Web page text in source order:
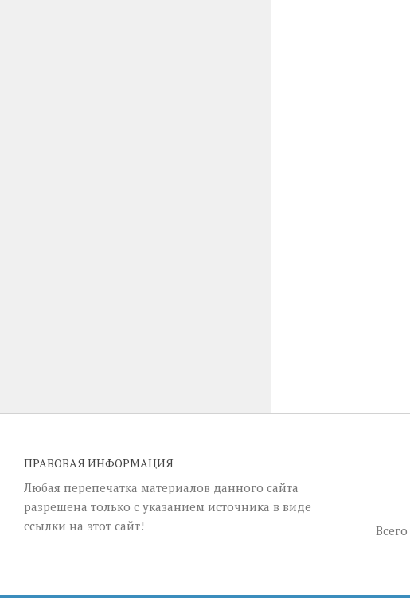
ПРАВОВАЯ ИНФОРМАЦИЯ
Любая перепечатка материалов данного сайта
разрешена только с указанием источника в виде
ссылки на этот сайт!